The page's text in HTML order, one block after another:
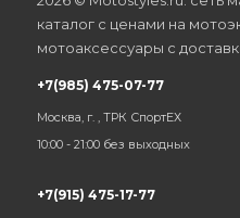
каталог с ценами на
мотоаксессуары с
+7(985) 475-07-77
Москва, г. , ТРК СпортЕХ
10:00 - 21:00 без выходных
+7(915) 475-17-77